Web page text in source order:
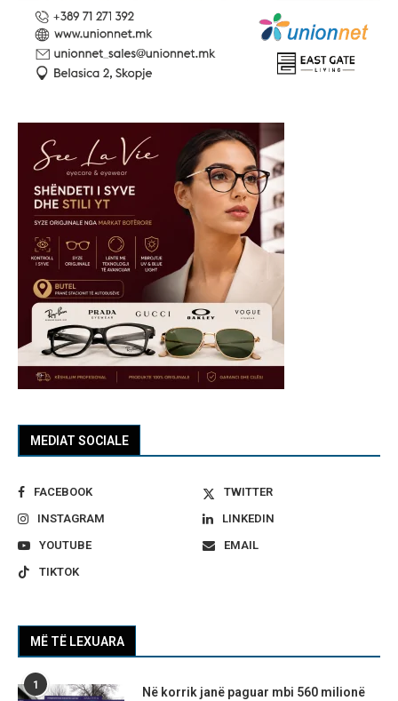
MEDIAT SOCIALE
FACEBOOK
TWITTER
INSTAGRAM
LINKEDIN
YOUTUBE
EMAIL
TIKTOK
MË TË LEXUARA
1
Në korrik janë paguar mbi 560 milionë